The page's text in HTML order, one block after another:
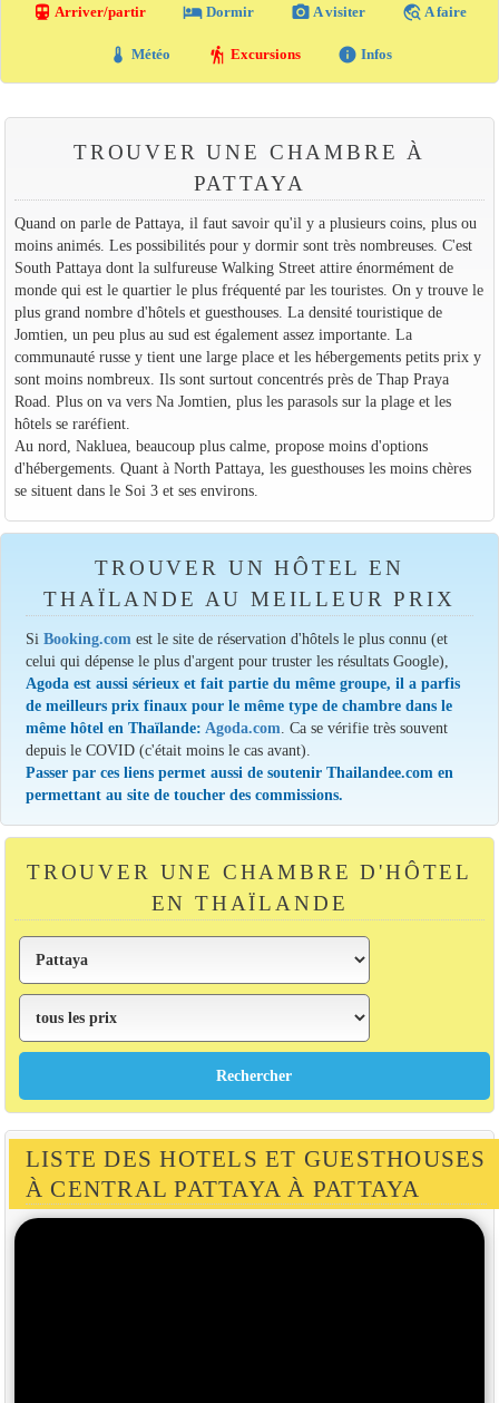
directions_transit Arriver/partir local_hotel Dormir photo_camera A visiter travel_explore A faire
thermostat Météo hiking Excursions info Infos
TROUVER UNE CHAMBRE À
PATTAYA
Quand on parle de Pattaya, il faut savoir qu'il y a plusieurs coins, plus ou
moins animés. Les possibilités pour y dormir sont très nombreuses. C'est
South Pattaya dont la sulfureuse Walking Street attire énormément de
monde qui est le quartier le plus fréquenté par les touristes. On y trouve le
plus grand nombre d'hôtels et guesthouses. La densité touristique de
Jomtien, un peu plus au sud est également assez importante. La
communauté russe y tient une large place et les hébergements petits prix y
sont moins nombreux. Ils sont surtout concentrés près de Thap Praya
Road. Plus on va vers Na Jomtien, plus les parasols sur la plage et les
hôtels se raréfient.
Au nord, Nakluea, beaucoup plus calme, propose moins d'options
d'hébergements. Quant à North Pattaya, les guesthouses les moins chères
se situent dans le Soi 3 et ses environs.
TROUVER UN HÔTEL EN
THAÏLANDE AU MEILLEUR PRIX
SiBooking.com est le site de réservation d'hôtels le plus connu (et
celui qui dépense le plus d'argent pour truster les résultats Google),
Agoda est aussi sérieux et fait partie du même groupe, il a parfis
de meilleurs prix finaux pour le même type de chambre dans le
même hôtel en Thaïlande: Agoda.com . Ca se vérifie très souvent
depuis le COVID (c'était moins le cas avant).
Passer par ces liens permet aussi de soutenir Thailandee.com en
permettant au site de toucher des commissions.
TROUVER UNE CHAMBRE D'HÔTEL
EN THAÏLANDE
LISTE DES HOTELS ET GUESTHOUSES
À CENTRAL PATTAYA À PATTAYA